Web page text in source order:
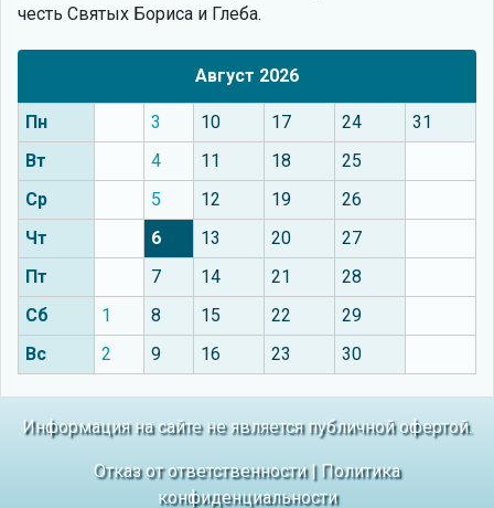
честь Святых Бориса и Глеба.
Август 2026
Пн 3 10 17 24
31
Вт
4 11 18
25
Ср
5 12 19
26
Чт
6 13 20
27
Пт
7 14 21
28
Сб
1 8 15 22
29
Вс
2 9 16 23 30
Информация на сайте не является публичной офертой.
Отказ от ответственности| Политика
конфиденциальности